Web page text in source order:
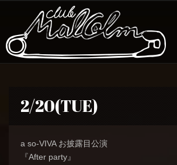
2/20(TUE)
a so-VIVA お披露目公演
『After party』